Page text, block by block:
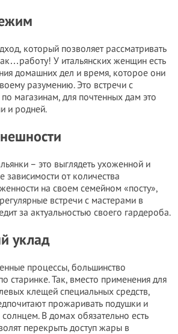
который позволяет рассматривать
У итальянских женщин есть
домашних дел и время, которое они
разумению. Это встречи с
магазинам, для почтенных дам это
и родней.
– это выглядеть ухоженной и
зависимости от количества
на своем семейном «посту»,
встречи с мастерами в
за актуальностью своего гардероба.
уклад
процессы, большинство
старинке. Так, вместо применения для
клещей специальных средств,
прожаривать подушки и
В домах обязательно есть
перекрыть доступ жары в